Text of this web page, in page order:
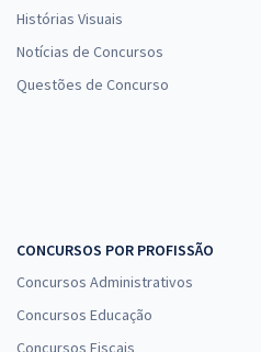
Histórias Visuais
Notícias de Concursos
Questões de Concurso
CONCURSOS POR PROFISSÃO
Concursos Administrativos
Concursos Educação
Concursos Fiscais